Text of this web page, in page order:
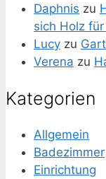
Daphnis zu
sich Holz
Lucy zu
Verena zu
Kategorien
Allgemein
Badezimmer
Einrichtung